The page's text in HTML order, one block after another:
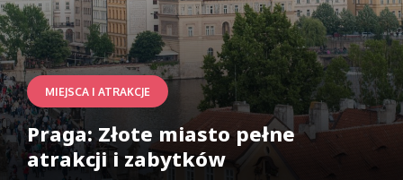
MIEJSCA I ATRAKCJE
Praga: Złote miasto pełne
atrakcji i zabytków